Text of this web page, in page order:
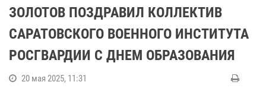
ЗОЛОТОВ ПОЗДРАВИЛ КОЛЛЕКТИВ
САРАТОВСКОГО ВОЕННОГО ИНСТИТУТА
РОСГВАРДИИ С ДНЕМ ОБРАЗОВАНИЯ
20 мая 2025, 11:31